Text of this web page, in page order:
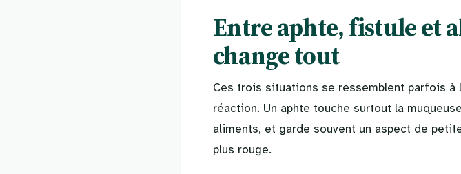
Entre aphte, fistule et
change tout
Ces trois situations se ressemblent parfois à
réaction. Un aphte touche surtout la
aliments, et garde souvent un aspect de
plus rouge.